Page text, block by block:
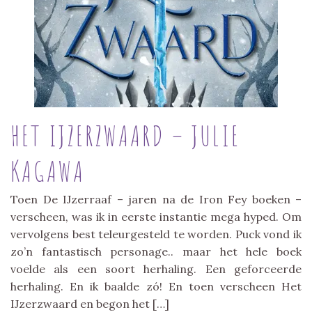
HET IJZERZWAARD – JULIE
KAGAWA
Toen De IJzerraaf – jaren na de Iron Fey boeken –
verscheen, was ik in eerste instantie mega hyped. Om
vervolgens best teleurgesteld te worden. Puck vond ik
zo’n fantastisch personage.. maar het hele boek
voelde als een soort herhaling. Een geforceerde
herhaling. En ik baalde zó! En toen verscheen Het
IJzerzwaard en begon het […]